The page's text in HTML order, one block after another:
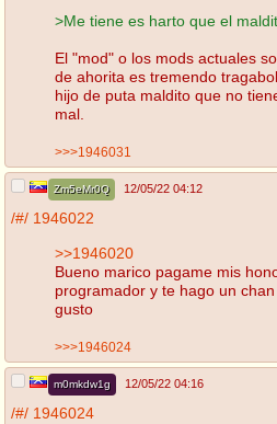
>Me tiene es harto que el
El "mod" o los mods actuales
de ahorita es tremendo
hijo de puta maldito que no
mal.
>>>1946031
Zm5eMr0Q 12/05/22 04:12
/#/ 1946022
>>1946020
Bueno marico pagame mis
programador y te hago un
gusto
>>>1946024
m0mkdw1g 12/05/22 04:16
/#/ 1946024